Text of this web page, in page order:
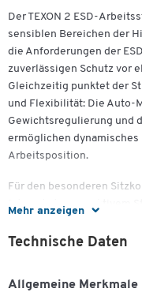
Mehr anzeigen
Der TEXON 2 ESD-
sensiblen Bereichen der
die Anforderungen der
zuverlässigen Schutz vor
Gleichzeitig punktet der
und Flexibilität: Die Auto-
Gewichtsregulierung und
ermöglichen
Arbeitsposition.
Für den besonderen
Sitz mit atmungsaktivem
Reinigung, während das
individuell anpassen. Eine
Technische Daten
Allgemeine Merkmale